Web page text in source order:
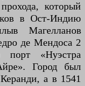
который
в Ост-Индию
Магелланов
де Мендоса 2
порт «Нуэстра
Город был
а в 1541